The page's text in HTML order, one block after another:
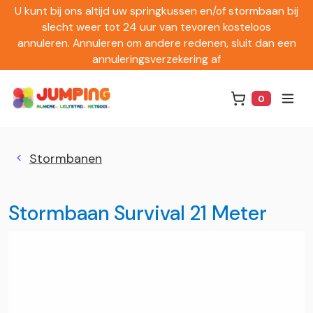
U kunt bij ons altijd uw springkussen en/of stormbaan bij
slecht weer tot 24 uur van tevoren kosteloos
annuleren. Annuleren om andere redenen, sluit dan een
annuleringsverzekering af
0
Stormbanen
Stormbaan Survival 21 Meter